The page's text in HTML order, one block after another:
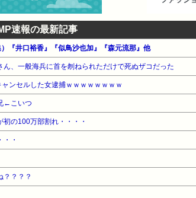
速報の最新記事
『井口裕香』『似鳥沙也加』『森元流那』他
、一般海兵に首を刎ねられただけで死ぬザコだった
ンセルした女逮捕ｗｗｗｗｗｗｗｗ
←こいつ
の100万部割れ・・・・
・
？？？？